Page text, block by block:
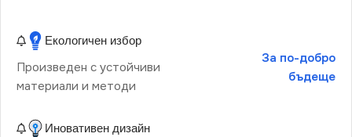
Екологичен избор
Произведен с устойчиви
материали и методи
За по-добро
бъдеще
Иновативен дизайн